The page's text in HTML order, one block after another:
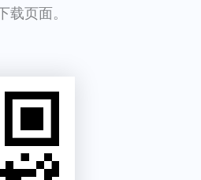
页面。